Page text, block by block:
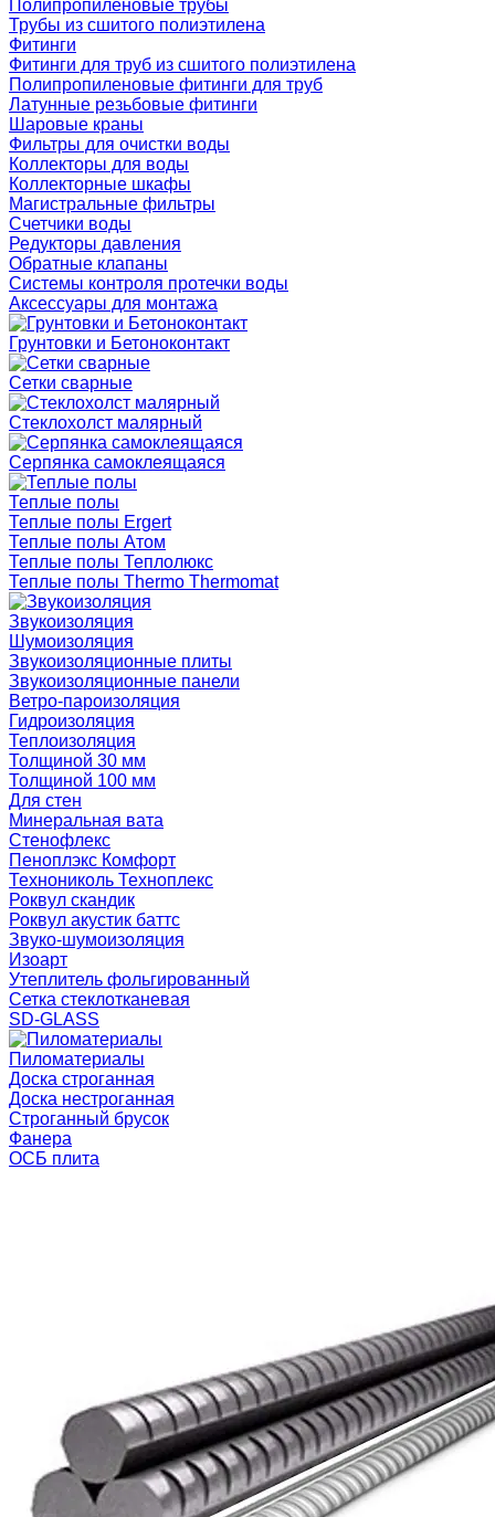
Полипропиленовые трубы
Трубы из сшитого полиэтилена
Фитинги
Фитинги для труб из сшитого полиэтилена
Полипропиленовые фитинги для труб
Латунные резьбовые фитинги
Шаровые краны
Фильтры для очистки воды
Коллекторы для воды
Коллекторные шкафы
Магистральные фильтры
Счетчики воды
Редукторы давления
Обратные клапаны
Системы контроля протечки воды
Аксессуары для монтажа
Грунтовки и Бетоноконтакт
Сетки сварные
Cтеклохолст малярный
Серпянка самоклеящаяся
Теплые полы
Теплые полы Ergert
Теплые полы Атом
Теплые полы Теплолюкс
Теплые полы Thermo Thermomat
Звукоизоляция
Шумоизоляция
Звукоизоляционные плиты
Звукоизоляционные панели
Ветро-пароизоляция
Гидроизоляция
Теплоизоляция
Толщиной 30 мм
Толщиной 100 мм
Для стен
Минеральная вата
Стенофлекс
Пеноплэкс Комфорт
Технониколь Техноплекс
Роквул скандик
Роквул акустик баттс
Звуко-шумоизоляция
Изоарт
Утеплитель фольгированный
Сетка стеклотканевая
SD-GLASS
Пиломатериалы
Доска строганная
Доска нестроганная
Строганный брусок
Фанера
ОСБ плита